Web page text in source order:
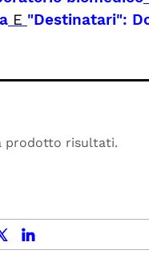
E "Destinatari":
prodotto risultati.
linkedin